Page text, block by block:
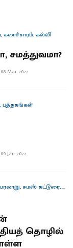
, கலாச்சாரம், கல்வி
சமத்துவமா?
Mar 2022
,புத்தகங்கள்
Jan 2022
, சமஸ் கட்டுரை,
தொழில்